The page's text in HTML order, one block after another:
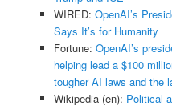
WIRED: OpenAI’s
Says It’s for Humanity
Fortune: OpenAI’s
helping lead a $100
tougher AI laws and the
Wikipedia (en): Political